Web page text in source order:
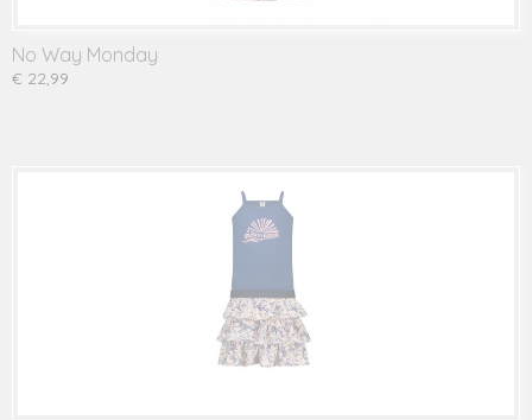
No Way Monday
€ 22,99